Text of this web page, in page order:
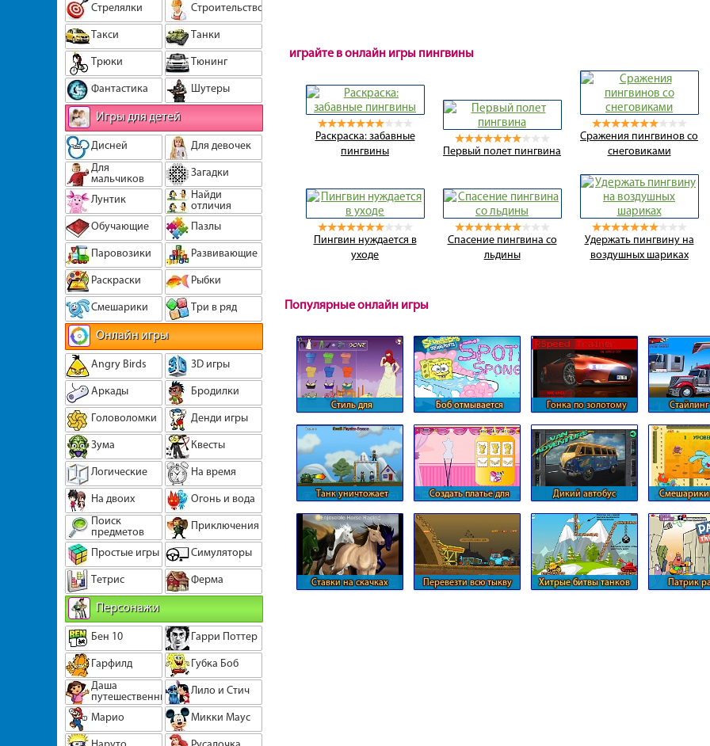
Стрелялки
Строительство
Такси
Танки
Трюки
Тюнинг
Фантастика
Шутеры
Игры для детей
Дисней
Для девочек
Для
мальчиков
Загадки
Лунтик
Найди
отличия
Обучающие
Пазлы
Паровозики
Развивающие
Раскраски
Рыбки
Смешарики
Три в ряд
Онлайн игры
Angry Birds
3D игры
Аркады
Бродилки
Головоломки
Денди игры
Зума
Квесты
Логические
На время
На двоих
Огонь и вода
Поиск
предметов
Приключения
Простые игры
Симуляторы
Тетрис
Ферма
Персонажи
Бен 10
Гарри Поттер
Гарфилд
Губка Боб
Даша
путешественница
Лило и Стич
Марио
Микки Маус
играйте в онлайн игры пингвины
Раскраска: забавные
пингвины
Первый полет пингвина
Сражения пингвинов со
снеговиками
Пингвин нуждается в
уходе
Спасение пингвина со
льдины
Удержать пингвину на
воздушных шариках
Популярные онлайн игры
Стиль для
Боб отмывается
Гонка по золотому
Стайлинг
Танк уничтожает
Создать платье для
Дикий автобус
Смешарики
Ставки на скачках Перевезти всю тыкву Хитрые битвы танков
Патрик